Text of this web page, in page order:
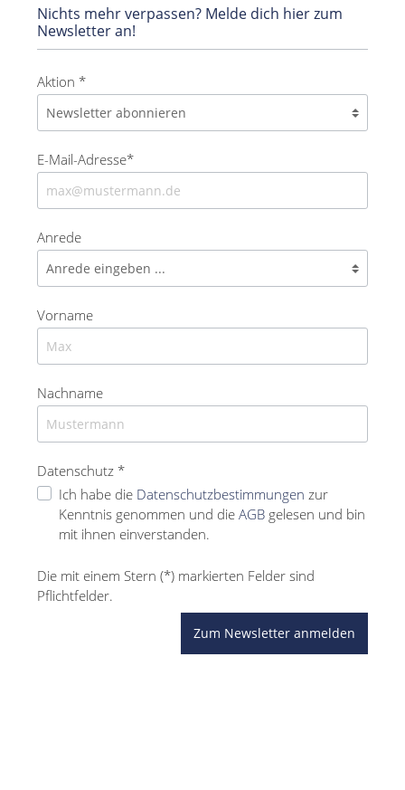
Nichts mehr verpassen? Melde dich hier zum
Newsletter an!
Aktion *
E-Mail-Adresse*
Anrede
Vorname
Nachname
Datenschutz *
Ich habe die Datenschutzbestimmungen zur
Kenntnis genommen und die AGB gelesen und bin
mit ihnen einverstanden.
Die mit einem Stern (*) markierten Felder sind
Pflichtfelder.
Zum Newsletter anmelden